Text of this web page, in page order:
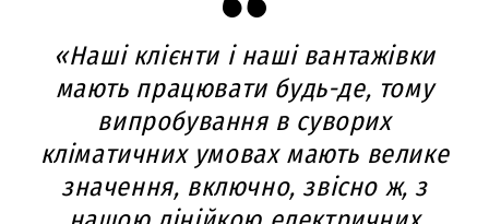
«Наші клієнти і наші вантажівки
мають працювати будь-де, тому
випробування в суворих
кліматичних умовах мають велике
значення, включно, звісно ж, з